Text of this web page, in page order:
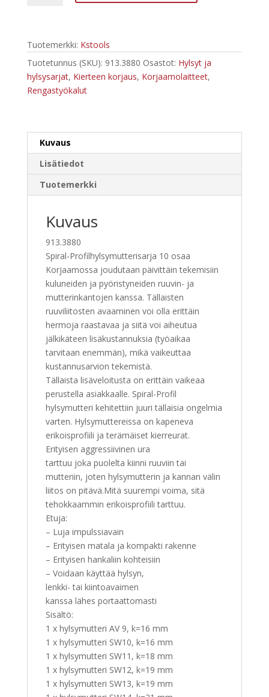
määrä
Tuotemerkki: Kstools
Tuotetunnus (SKU): 913.3880 Osastot: Hylsyt ja
hylsysarjat, Kierteen korjaus, Korjaamolaitteet,
Rengastyökalut
Kuvaus
Lisätiedot
Tuotemerkki
Kuvaus
913.3880
Spiral-Profilhylsymutterisarja 10 osaa
Korjaamossa joudutaan päivittäin tekemisiin
kuluneiden ja pyöristyneiden ruuvin- ja
mutterinkantojen kanssa. Tällaisten
ruuviliitosten avaaminen voi olla erittäin
hermoja raastavaa ja siitä voi aiheutua
jälkikäteen lisäkustannuksia (työaikaa
tarvitaan enemmän), mikä vaikeuttaa
kustannusarvion tekemistä.
Tällaista lisäveloitusta on erittäin vaikeaa
perustella asiakkaalle. Spiral-Profil
hylsymutteri kehitettiin juuri tällaisia ongelmia
varten. Hylsymuttereissa on kapeneva
erikoisprofiili ja terämäiset kierreurat.
Erityisen aggressiivinen ura
tarttuu joka puolelta kiinni ruuviin tai
mutteriin, joten hylsymutterin ja kannan välin
liitos on pitävä.Mitä suurempi voima, sitä
tehokkaammin erikoisprofiili tarttuu.
Etuja:
– Luja impulssiavain
– Erityisen matala ja kompakti rakenne
– Erityisen hankaliin kohteisiin
– Voidaan käyttää hylsyn,
lenkki- tai kiintoavaimen
kanssa lähes portaattomasti
Sisältö:
1 x hylsymutteri AV 9, k=16 mm
1 x hylsymutteri SW10, k=16 mm
1 x hylsymutteri SW11, k=18 mm
1 x hylsymutteri SW12, k=19 mm
1 x hylsymutteri SW13, k=19 mm